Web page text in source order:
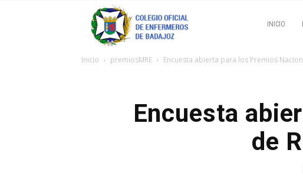
INICIO
Inicio premiosMRE Encuesta abierta para los Premios
Encuesta
de